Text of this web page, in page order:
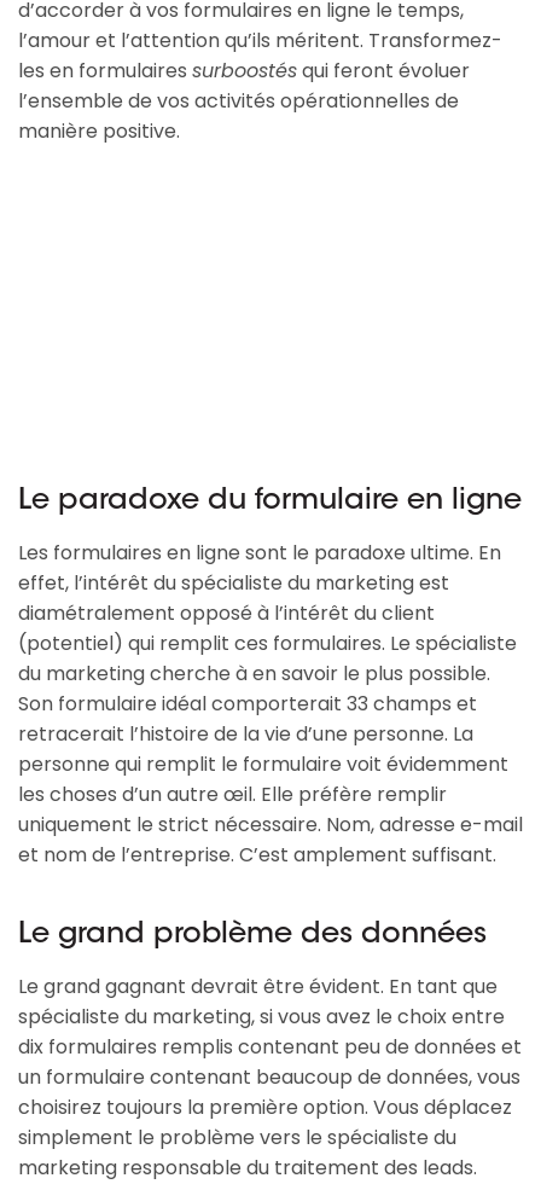
d’accorder à vos formulaires en ligne le temps,
l’amour et l’attention qu’ils méritent. Transformez-
les en formulaires surboostésqui feront évoluer
l’ensemble de vos activités opérationnelles de
manière positive.
Le paradoxe du formulaire en ligne
Les formulaires en ligne sont le paradoxe ultime. En
effet, l’intérêt du spécialiste du marketing est
diamétralement opposé à l’intérêt du client
(potentiel) qui remplit ces formulaires. Le spécialiste
du marketing cherche à en savoir le plus possible.
Son formulaire idéal comporterait 33 champs et
retracerait l’histoire de la vie d’une personne. La
personne qui remplit le formulaire voit évidemment
les choses d’un autre œil. Elle préfère remplir
uniquement le strict nécessaire. Nom, adresse e-mail
et nom de l’entreprise. C’est amplement suffisant.
Le grand problème des données
Le grand gagnant devrait être évident. En tant que
spécialiste du marketing, si vous avez le choix entre
dix formulaires remplis contenant peu de données et
un formulaire contenant beaucoup de données, vous
choisirez toujours la première option. Vous déplacez
simplement le problème vers le spécialiste du
marketing responsable du traitement des leads.